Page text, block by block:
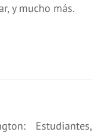
y mucho más.
Estudiantes,